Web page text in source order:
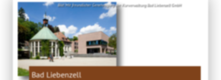
Bild: Mit freundlicher Genehmigung der Kurverwaltung Bad Liebenzell GmbH
Bad Liebenzell